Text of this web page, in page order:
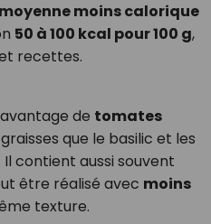
moins calorique
50 à 100 kcal pour 100 g,
recettes.
de tomates
que le basilic et les
contient aussi souvent
être réalisé avec moins
texture.